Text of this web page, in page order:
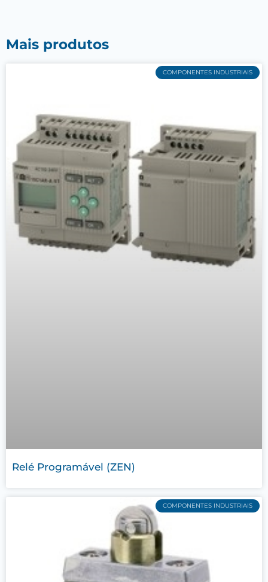
Mais produtos
COMPONENTES INDUSTRIAIS
Relé Programável (ZEN)
COMPONENTES INDUSTRIAIS